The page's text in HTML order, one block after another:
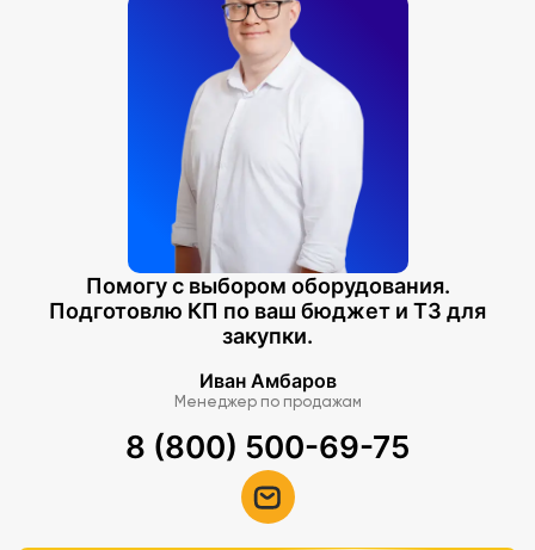
Помогу с выбором оборудования.
Подготовлю КП по ваш бюджет и ТЗ для
закупки.
Иван Амбаров
Менеджер по продажам
8 (800) 500-69-75